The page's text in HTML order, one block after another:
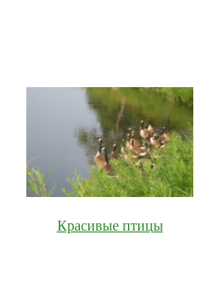
Красивые птицы